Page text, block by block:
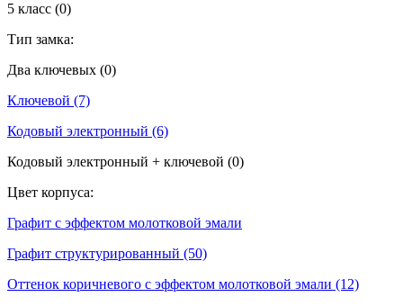
5 класс (0)
Тип замка:
Два ключевых (0)
Ключевой (7)
Кодовый электронный (6)
Кодовый электронный + ключевой (0)
Цвет корпуса:
Графит с эффектом молотковой эмали
Графит структурированный (50)
Оттенок коричневого с эффектом молотковой эмали (12)